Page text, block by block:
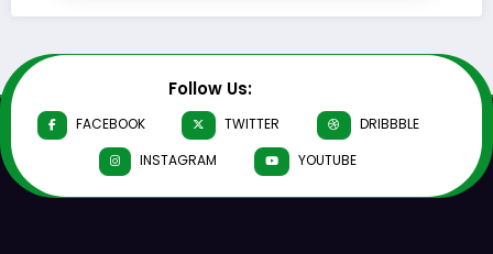
Follow Us:
FACEBOOK TWITTER
DRIBBBLE
INSTAGRAM
YOUTUBE